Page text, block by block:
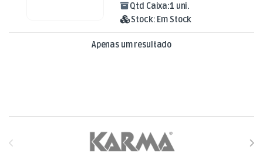
Qtd Caixa:1 uni.
Stock: Em Stock
Apenas um resultado